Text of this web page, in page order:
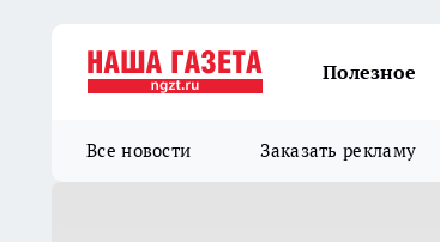
Полезное
Все новости Заказать рекламу